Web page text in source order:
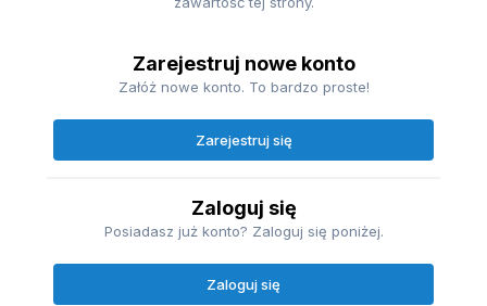
Zarejestruj nowe konto
Załóż nowe konto. To bardzo proste!
Zarejestruj się
Zaloguj się
Posiadasz już konto? Zaloguj się poniżej.
Zaloguj się